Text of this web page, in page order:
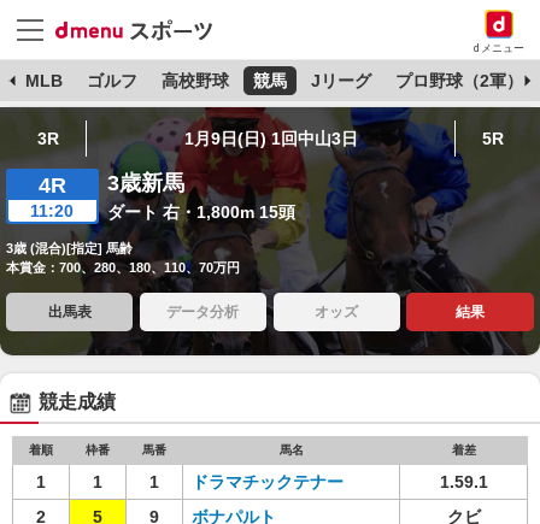
dメニュー
MLB ゴルフ 高校野球 競馬 Jリーグ プロ野球（2軍）
3R 1月9日(日) 1回中山3日 5R
4R
11:20
3歳新馬
ダート 右・1,800m 15頭
3歳 (混合)[指定] 馬齢
本賞金：700、280、180、110、70万円
出馬表 データ分析 オッズ 結果
競走成績
着順 枠番 馬番 馬名 着差
1 1 1 ドラマチックテナー
1.59.1
2
5 9 ボナパルト
クビ